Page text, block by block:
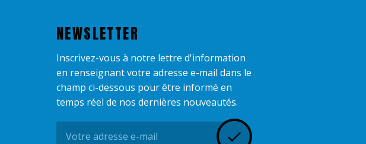
NEWSLETTER
Inscrivez-vous à notre lettre d'information
en renseignant votre adresse e-mail dans le
champ ci-dessous pour être informé en
temps réel de nos dernières nouveautés.